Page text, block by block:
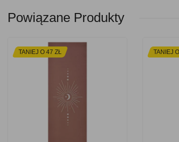
Powiązane Produkty
TANIEJ O 47 ZŁ TANIEJ